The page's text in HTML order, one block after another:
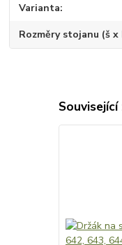
Varianta
Rozměry stojanu (š x